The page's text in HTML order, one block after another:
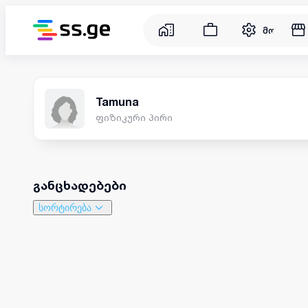
Tamuna
ფიზიკური პირი
განცხადებები
სორტირება